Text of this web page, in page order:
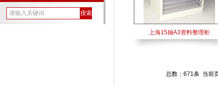
上海15抽A3资料整理柜
总数：671条 当前